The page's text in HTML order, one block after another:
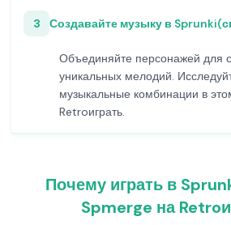
3 Создавайте музыку в
Объединяйте персонажей для
уникальных мелодий.
музыкальные комбинации в
Retroиграть.
Почему играть в
Spmerge на